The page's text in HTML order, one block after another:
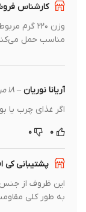
کارشناس فروش کی
وزن ۲۲۰ گرم
مناسب حمل می‌کند.
آریانا نوریان– ۱۸ مرداد ۱۴۰۵
اگر غذای چرب یا
پشتیبانی کی ام
به طور کلی مقاومت